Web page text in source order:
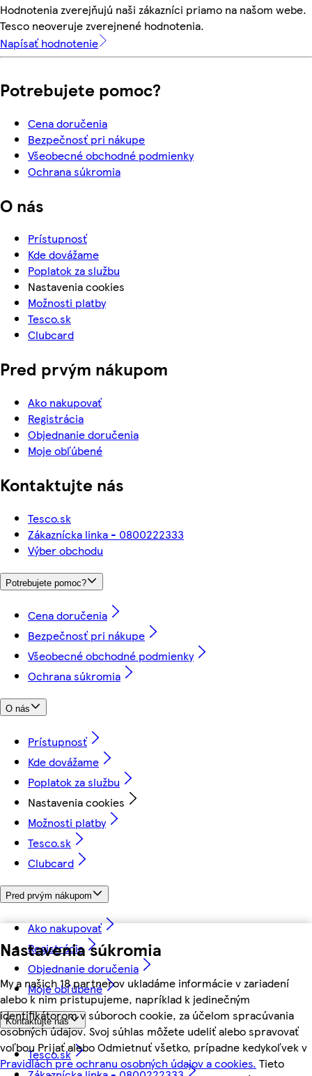
Nastavenia súkromia
My a našich 18 partnerov ukladáme informácie v zariadení
alebo k nim pristupujeme, napríklad k jedinečným
identifikátorom v súboroch cookie, za účelom spracúvania
osobných údajov. Svoj súhlas môžete udeliť alebo spravovať
voľbou Prijať alebo Odmietnuť všetko, prípadne kedykoľvek v
Pravidlách pre ochranu osobných údajov a cookies. Tieto
Hodnotenia zverejňujú naši zákazníci priamo na našom webe.
Tesco neoveruje zverejnené hodnotenia.
Napísať hodnotenie
Potrebujete pomoc?
Cena doručenia
Bezpečnosť pri nákupe
Všeobecné obchodné podmienky
Ochrana súkromia
O nás
Prístupnosť
Kde dovážame
Poplatok za službu
Nastavenia cookies
Možnosti platby
Tesco.sk
Clubcard
Pred prvým nákupom
Ako nakupovať
Registrácia
Objednanie doručenia
Moje obľúbené
Kontaktujte nás
Tesco.sk
Zákaznícka linka - 0800222333
Výber obchodu
Potrebujete pomoc?
Cena doručenia
Bezpečnosť pri nákupe
Všeobecné obchodné podmienky
Ochrana súkromia
O nás
Prístupnosť
Kde dovážame
Poplatok za službu
Nastavenia cookies
Možnosti platby
Tesco.sk
Clubcard
Pred prvým nákupom
Ako nakupovať
Registrácia
Objednanie doručenia
Moje obľúbené
Kontaktujte nás
Tesco.sk